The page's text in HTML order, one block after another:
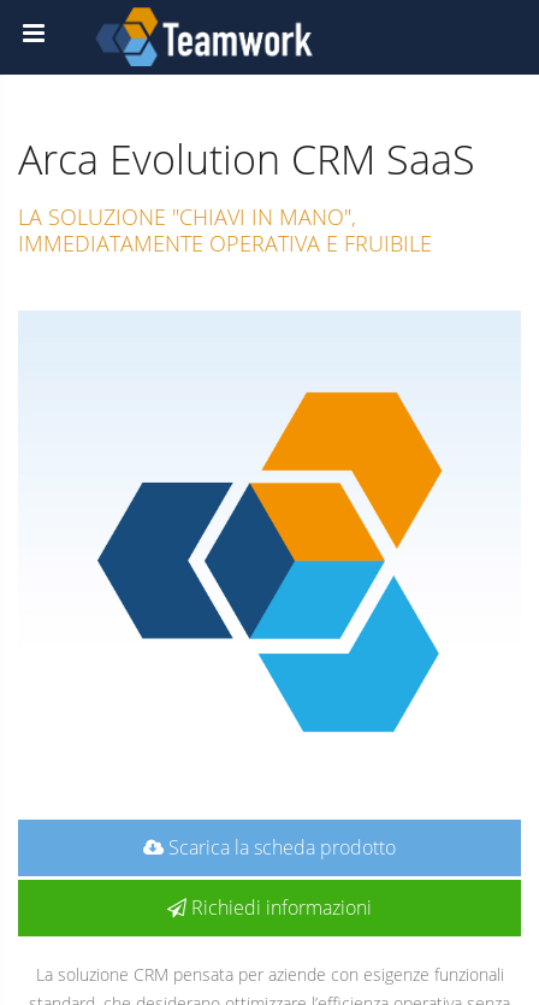
Arca Evolution CRM SaaS
LA SOLUZIONE "CHIAVI IN MANO",
IMMEDIATAMENTE OPERATIVA E FRUIBILE
Scarica la scheda prodotto
Richiedi informazioni
La soluzione CRM pensata per aziende con esigenze funzionali